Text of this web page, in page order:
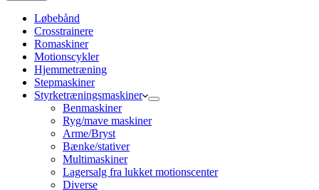
Løbebånd
Crosstrainere
Romaskiner
Motionscykler
Hjemmetræning
Stepmaskiner
Styrketræningsmaskiner
Benmaskiner
Ryg/mave maskiner
Arme/Bryst
Bænke/stativer
Multimaskiner
Lagersalg fra lukket motionscenter
Diverse